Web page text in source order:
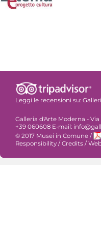
Leggi le recensioni su:
Galleria d'Arte Moderna - Via
+39 060608 E-mail:
© 2017 Musei in Comune /
Responsibility / Credits /